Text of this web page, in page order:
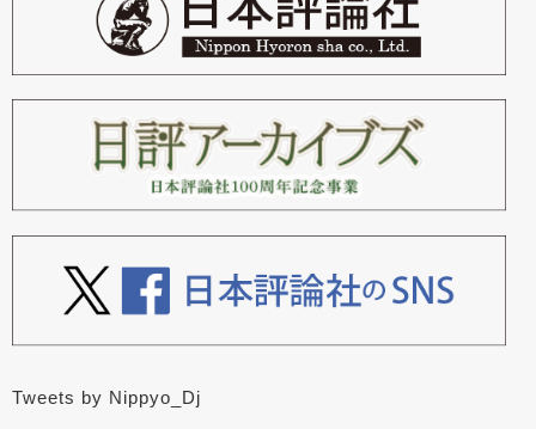
Tweets by Nippyo_Dj